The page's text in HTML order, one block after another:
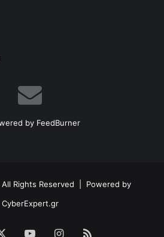
Rights Reserved | Powered by
CyberExpert.gr
YouTubeInstagram